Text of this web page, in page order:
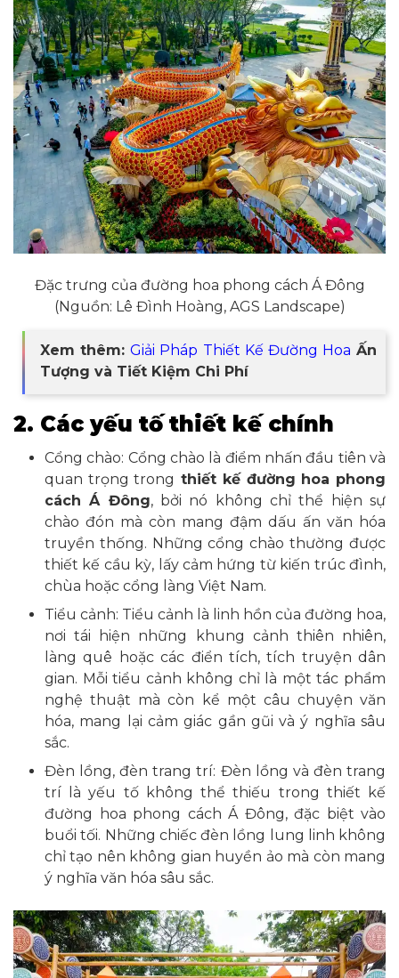
Đặc trưng của đường hoa phong cách Á Đông
(Nguồn: Lê Đình Hoàng, AGS Landscape)
Xem thêm:Giải Pháp Thiết Kế Đường Hoa Ấn
Tượng và Tiết Kiệm Chi Phí
2. Các yếu tố thiết kế chính
Cổng chào: Cổng chào là điểm nhấn đầu tiên và
quan trọng trong thiết kế đường hoa phong
cách Á Đông, bởi nó không chỉ thể hiện sự
chào đón mà còn mang đậm dấu ấn văn hóa
truyền thống. Những cổng chào thường được
thiết kế cầu kỳ, lấy cảm hứng từ kiến trúc đình,
chùa hoặc cổng làng Việt Nam.
Tiểu cảnh: Tiểu cảnh là linh hồn của đường hoa,
nơi tái hiện những khung cảnh thiên nhiên,
làng quê hoặc các điển tích, tích truyện dân
gian. Mỗi tiểu cảnh không chỉ là một tác phẩm
nghệ thuật mà còn kể một câu chuyện văn
hóa, mang lại cảm giác gần gũi và ý nghĩa sâu
sắc.
Đèn lồng, đèn trang trí: Đèn lồng và đèn trang
trí là yếu tố không thể thiếu trong thiết kế
đường hoa phong cách Á Đông, đặc biệt vào
buổi tối. Những chiếc đèn lồng lung linh không
chỉ tạo nên không gian huyền ảo mà còn mang
ý nghĩa văn hóa sâu sắc.